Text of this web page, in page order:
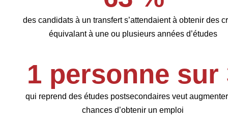
des candidats à un transfert s’attendaient à obtenir des
équivalant à une ou plusieurs années d’études
1 personne sur
qui reprend des études postsecondaires veut
chances d’obtenir un emploi